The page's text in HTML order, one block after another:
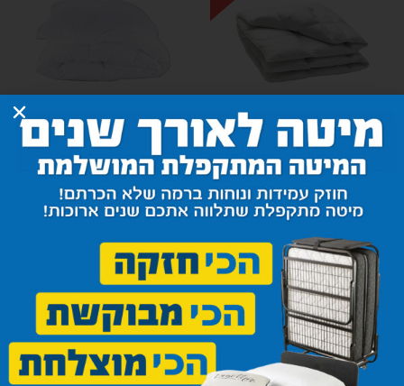
שמיכת פלומה שוויצרית
כפולה
1,590
1,400₪
הוספה לסל
שמיכת פריד טריפל
850₪